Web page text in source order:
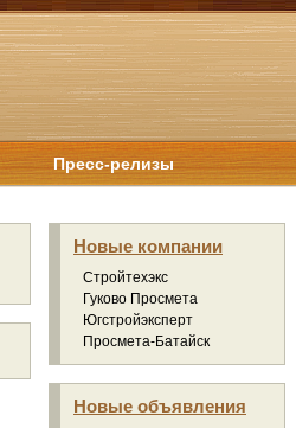
Пресс-релизы
Новые компании
Стройтехэкс
Гуково Просмета
Югстройэксперт
Просмета-Батайск
Новые объявления